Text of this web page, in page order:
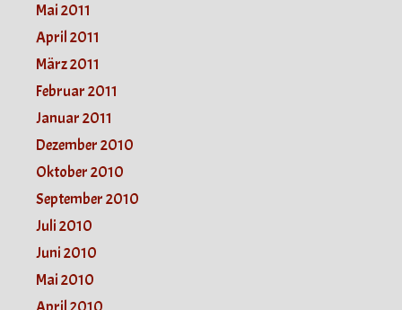
Mai 2011
April 2011
März 2011
Februar 2011
Januar 2011
Dezember 2010
Oktober 2010
September 2010
Juli 2010
Juni 2010
Mai 2010